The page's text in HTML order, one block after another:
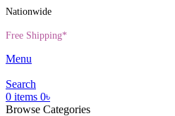
Nationwide
Free Shipping*
Menu
Search
0 items 0৳
Browse Categories